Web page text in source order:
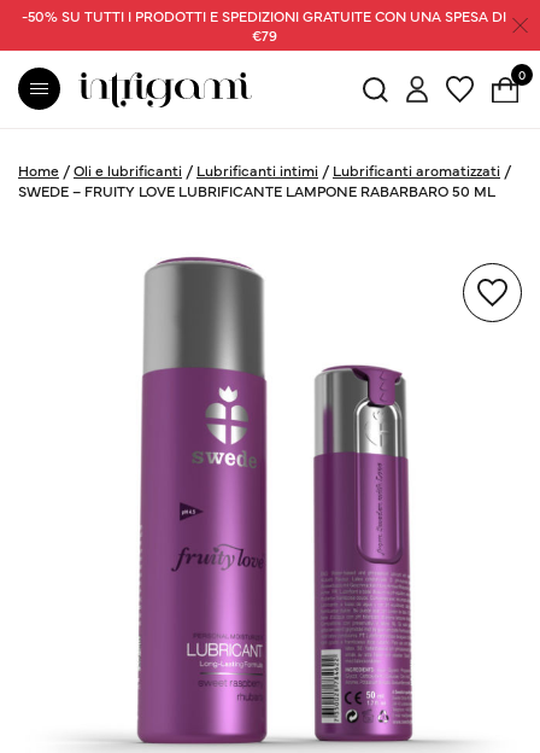
-50% SU TUTTI I PRODOTTI E SPEDIZIONI GRATUITE CON UNA SPESA DI
€79
0
Home /Oli e lubrificanti / Lubrificanti intimi / Lubrificanti aromatizzati /
SWEDE – FRUITY LOVE LUBRIFICANTE LAMPONE RABARBARO 50 ML